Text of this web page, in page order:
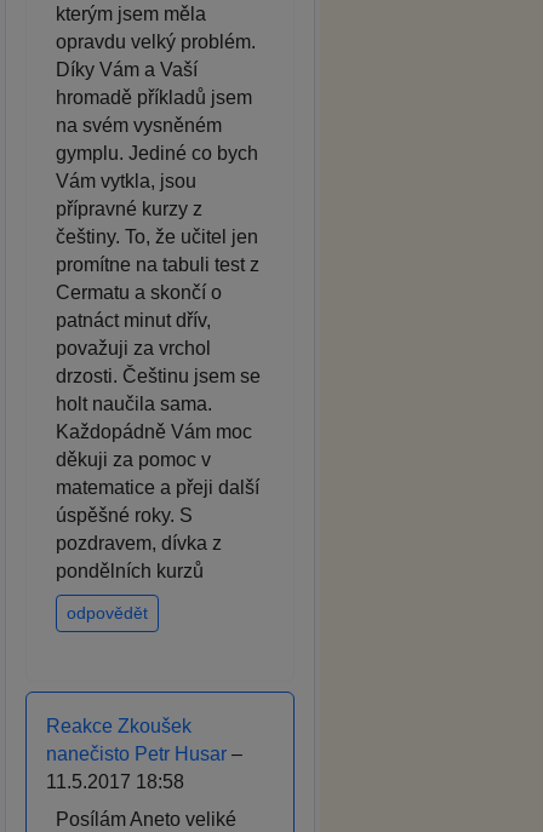
kterým jsem měla
opravdu velký problém.
Díky Vám a Vaší
hromadě příkladů jsem
na svém vysněném
gymplu. Jediné co bych
Vám vytkla, jsou
přípravné kurzy z
češtiny. To, že učitel jen
promítne na tabuli test z
Cermatu a skončí o
patnáct minut dřív,
považuji za vrchol
drzosti. Češtinu jsem se
holt naučila sama.
Každopádně Vám moc
děkuji za pomoc v
matematice a přeji další
úspěšné roky. S
pozdravem, dívka z
pondělních kurzů
odpovědět
Reakce Zkoušek
nanečisto Petr Husar –
11.5.2017 18:58
Posílám Aneto veliké